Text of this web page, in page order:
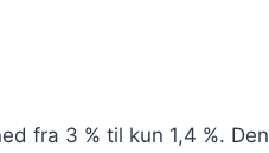
fra 3 % til kun 1,4 %. Den